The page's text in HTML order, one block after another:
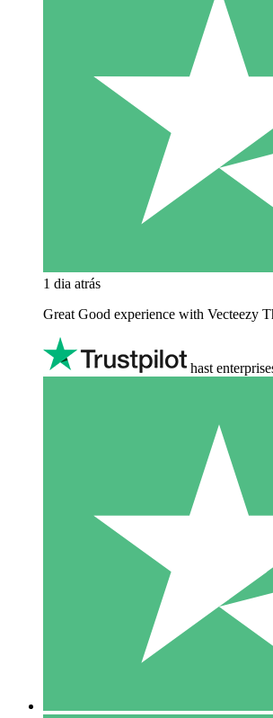
1 dia atrás
Great Good experience with Vecteezy
hast